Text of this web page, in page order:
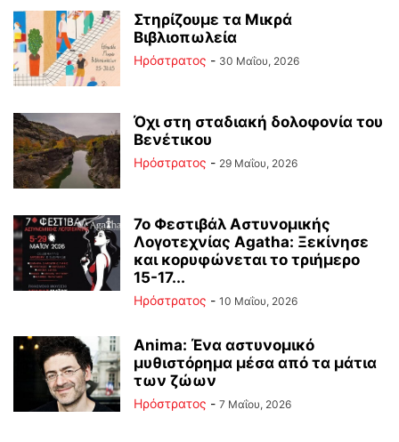
Στηρίζουμε τα Μικρά
Βιβλιοπωλεία
Ηρόστρατος - 30 Μαΐου, 2026
Όχι στη σταδιακή δολοφονία του
Βενέτικου
Ηρόστρατος - 29 Μαΐου, 2026
7ο Φεστιβάλ Αστυνομικής
Λογοτεχνίας Agatha: Ξεκίνησε
και κορυφώνεται το τριήμερο
15-17...
Ηρόστρατος - 10 Μαΐου, 2026
Anima: Ένα αστυνομικό
μυθιστόρημα μέσα από τα μάτια
των ζώων
Ηρόστρατος - 7 Μαΐου, 2026